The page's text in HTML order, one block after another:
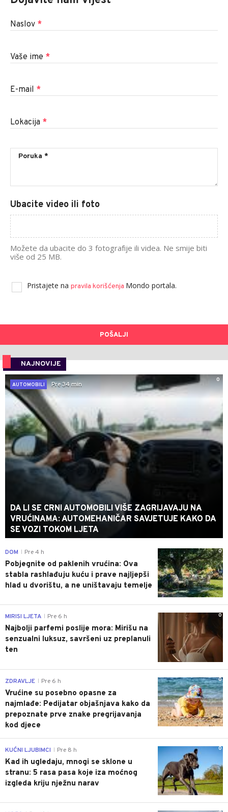
Naslov *
Vaše ime *
E-mail *
Lokacija *
Ubacite video ili foto
Možete da ubacite do 3 fotografije ili videa. Ne smije biti
više od 25 MB.
Pristajete na pravila korišćenja Mondo portala.
POŠALJI
NAJNOVIJE
0
AUTOMOBILI
Pre 34 min
DA LI SE CRNI AUTOMOBILI VIŠE ZAGRIJAVAJU NA
VRUĆINAMA: AUTOMEHANIČAR SAVJETUJE KAKO DA
SE VOZI TOKOM LJETA
0
DOM Pre 4 h
Pobjegnite od paklenih vrućina: Ova
stabla rashlađuju kuću i prave najljepši
hlad u dvorištu, a ne uništavaju temelje
0
MIRISI LJETA Pre 6 h
Najbolji parfemi poslije mora: Mirišu na
senzualni luksuz, savršeni uz preplanuli
ten
0
ZDRAVLJE Pre 6 h
Vrućine su posebno opasne za
najmlađe: Pedijatar objašnjava kako da
prepoznate prve znake pregrijavanja
kod djece
0
KUĆNI LJUBIMCI Pre 8 h
Kad ih ugledaju, mnogi se sklone u
stranu: 5 rasa pasa koje iza moćnog
izgleda kriju nježnu narav